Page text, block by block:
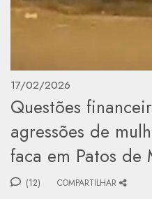
17/02/2026
Questões
agressões de
faca em Patos de
(12) COMPARTILHAR